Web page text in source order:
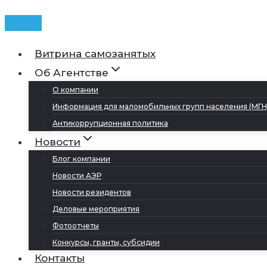
Витрина самозанятых
Об Агентстве
О компании
Информация для маломобильных групп населения
Антикоррупционная политика
Новости
Блог компании
Новости АЭР
Новости резидентов
Деловые мероприятия
Фотоотчеты
Конкурсы, гранты, субсидии
Контакты